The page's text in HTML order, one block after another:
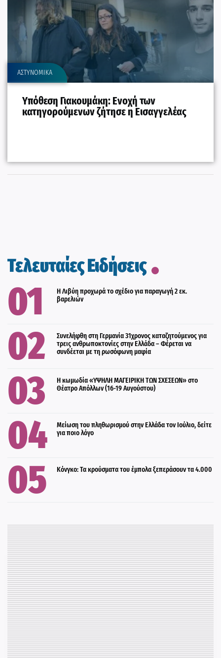
ΑΣΤΥΝΟΜΙΚΑ
Υπόθεση Γιακουμάκη: Ενοχή των
κατηγορούμενων ζήτησε η Εισαγγελέας
Τελευταίες Ειδήσεις
Η Λιβύη προχωρά το σχέδιο για παραγωγή 2 εκ.
βαρελιών
Συνελήφθη στη Γερμανία 31χρονος καταζητούμενος για
τρεις ανθρωποκτονίες στην Ελλάδα – Φέρεται να
συνδέεται με τη ρωσόφωνη μαφία
Η κωμωδία «ΥΨΗΛΗ ΜΑΓΕΙΡΙΚΗ ΤΩΝ ΣΧΕΣΕΩΝ» στο
Θέατρο Απόλλων (16-19 Αυγούστου)
Μείωση του πληθωρισμού στην Ελλάδα τον Ιούλιο, δείτε
για ποιο λόγο
Κόνγκο: Τα κρούσματα του έμπολα ξεπεράσουν τα 4.000